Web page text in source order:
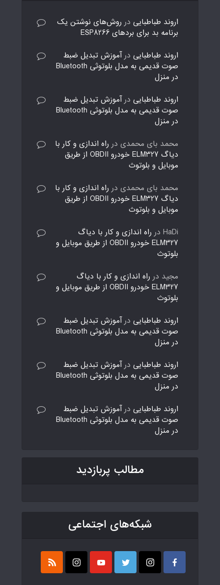
اروند طباطبایی در روش‌های نوشتن یک
برنامه بد برای بردهای ESP8266
اروند طباطبایی در آموزش تبدیل ضبط
صوت قدیمی به مدل بلوتوثی Bluetooth
در منزل
اروند طباطبایی در آموزش تبدیل ضبط
صوت قدیمی به مدل بلوتوثی Bluetooth
در منزل
محمد بای محمدی در راه اندازی و کار با
دیاگ ELM327 خودرو OBDII از طریق
موبایل و بلوتوث
محمد بای محمدی در راه اندازی و کار با
دیاگ ELM327 خودرو OBDII از طریق
موبایل و بلوتوث
HaDi در راه اندازی و کار با دیاگ
ELM327 خودرو OBDII از طریق موبایل و
بلوتوث
مجید در راه اندازی و کار با دیاگ
ELM327 خودرو OBDII از طریق موبایل و
بلوتوث
اروند طباطبایی در آموزش تبدیل ضبط
صوت قدیمی به مدل بلوتوثی Bluetooth
در منزل
اروند طباطبایی در آموزش تبدیل ضبط
صوت قدیمی به مدل بلوتوثی Bluetooth
در منزل
اروند طباطبایی در آموزش تبدیل ضبط
صوت قدیمی به مدل بلوتوثی Bluetooth
در منزل
مطالب پربازدید
شبکه‌های اجتماعی